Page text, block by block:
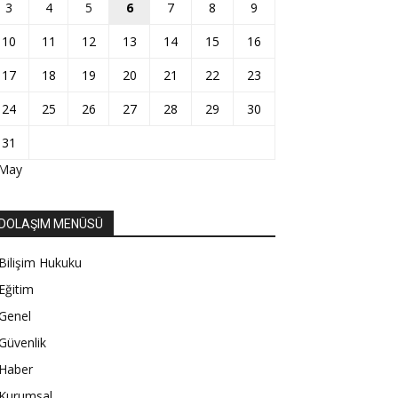
3 4 5 6 7 8
9
10
11 12 13 14 15
16
17
18 19 20 21 22
23
24
25 26 27 28 29
30
31
MENÜSÜ
Hukuku